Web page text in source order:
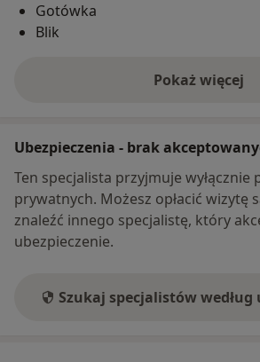
Gotówka
Blik
Pokaż więcej
o adresie
Ubezpieczenia - brak
Ten specjalista przyjmuje wyłącznie
prywatnych. Możesz opłacić wizytę
znaleźć innego specjalistę, który
ubezpieczenie.
Szukaj specjalistów według